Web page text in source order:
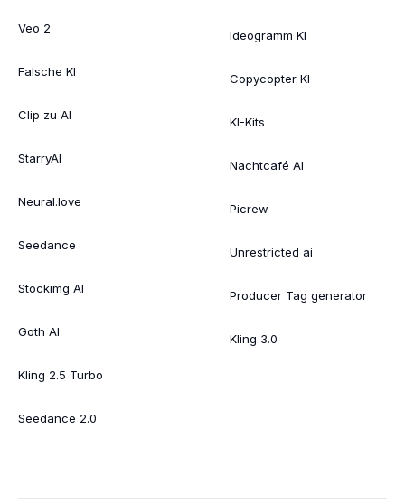
Veo 2
Falsche KI
Clip zu AI
StarryAI
Neural.love
Seedance
Stockimg AI
Goth AI
Kling 2.5 Turbo
Seedance 2.0
Ideogramm KI
Copycopter KI
KI-Kits
Nachtcafé AI
Picrew
Unrestricted ai
Producer Tag generator
Kling 3.0